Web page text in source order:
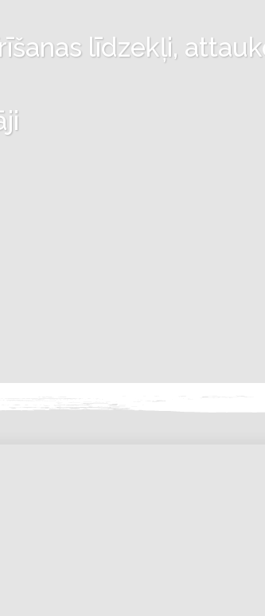
līdzekļi,